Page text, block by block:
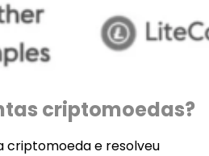
criptomoedas?
criptomoeda e resolveu